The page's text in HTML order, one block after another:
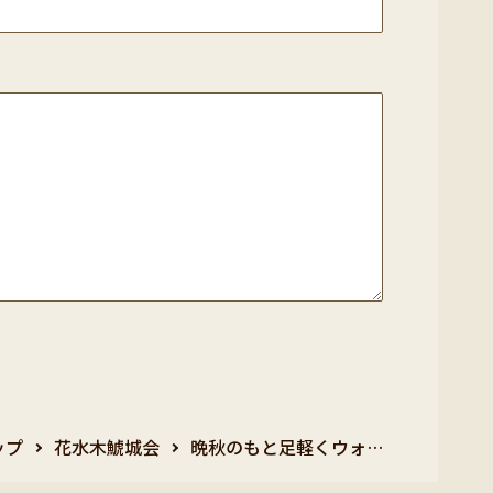
プ 花水木鯱城会 晩秋のもと足軽くウォ…